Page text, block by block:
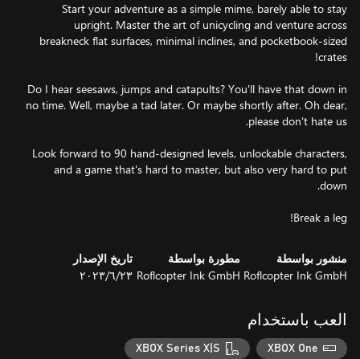
Start your adventure as a simple mime, barely able to stay
upright. Master the art of unicycling and venture across
breakneck flat surfaces, minimal inclines, and pocketbook-sized
Do I hear seesaws, jumps and catapults? You'll have that down in
no time. Well, maybe a tad later. Or maybe shortly after. Oh dear,
Look forward to 90 hand-designed levels, unlockable characters,
and a game that's hard to master, but also very hard to put
Break a leg!
منشور بواسطة
Roflcopter Ink GmbH
مطورة بواسطة
Roflcopter Ink GmbH
تاريخ الإصدار
٢٣‏/٦‏/٢٠٢٣
العب باستخدام
XBOX One
XBOX Series X|S